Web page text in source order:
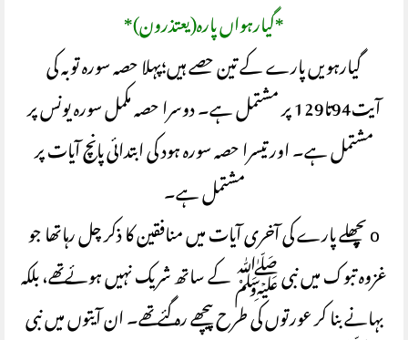
*گیارہواں پارہ(یعتذرون)*
گیارہویں پارے کے تین حصے ہیں؛پہلا حصہ سورہ توبہ کی
آیت94تا129 پر مشتمل ہے۔ دوسرا حصہ مکمل سورہ یونس پر
مشتمل ہے۔ اور تیسرا حصہ سورہ ہود کی ابتدائی پانچ آیات پر
مشتمل ہے۔
o پچھلے پارے کی آخری آیات میں منافقین کا ذکر چل رہاتھا جو
غزوہ تبوک میں نبی ﷺ کے ساتھ شریک نہیں ہوئےتھے، بلکہ
بہانے بنا کر عورتوں کی طرح پیچھے رہ گئے تھے۔ ان آیتوں میں نبی